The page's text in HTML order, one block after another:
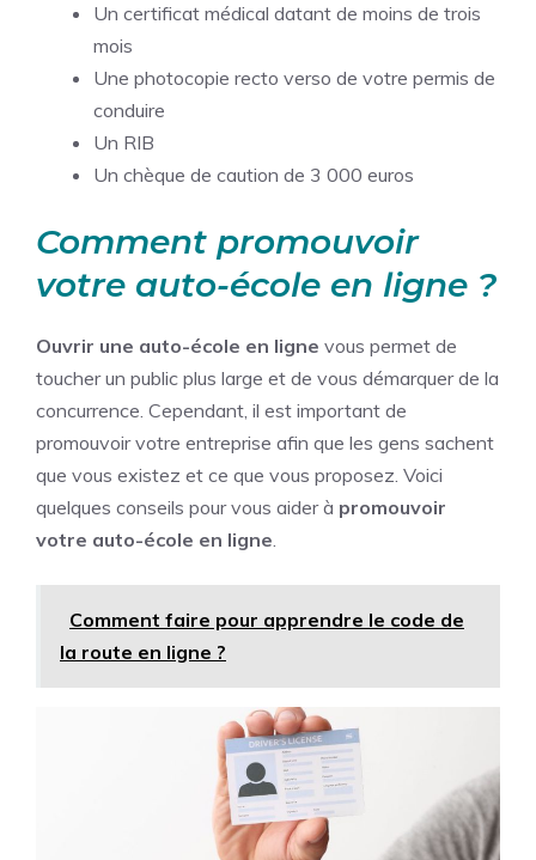
Un certificat médical datant de moins de trois
mois
Une photocopie recto verso de votre permis de
conduire
Un RIB
Un chèque de caution de 3 000 euros
Comment promouvoir
votre auto-école en ligne ?
Ouvrir une auto-école en ligne vous permet de
toucher un public plus large et de vous démarquer de la
concurrence. Cependant, il est important de
promouvoir votre entreprise afin que les gens sachent
que vous existez et ce que vous proposez. Voici
quelques conseils pour vous aider à promouvoir
votre auto-école en ligne.
Comment faire pour apprendre le code de
la route en ligne ?